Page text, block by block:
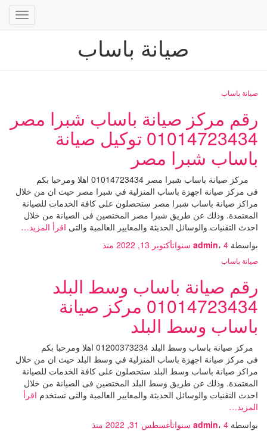
تبديل
صيانة باساب
صيانة باساب
رقم مركز صيانة باساب شبرا مصر
01014723434 توكيل صيانة
باساب شبرا مصر
مركز صيانة باساب شبرا مصر 01014723434 اهلا ومرحبا بكم
فى مركز صيانة اجهزة باساب المنزلية في شبرا مصر حيث ان من خلال
مراكز صيانة باساب شبرا مصر ستحصلون على كافة الخدمات للصيانة
المعتمدة. وذلك عن طريق شبرا مصر المختصين فى الصيانة من خلال
احدث التقنيات والوسائل الحديثة والمعايير العالمية والتى اقرأ المزيد…
بواسطة
admin، 4 سنوات أكتوبر 13, 2022 منذ
صيانة باساب
رقم صيانة باساب وسط البلد
01014723434 مركز صيانة
باساب وسط البلد
مركز صيانة باساب وسط البلد 01200373234 اهلا ومرحبا بكم
فى مركز صيانة اجهزة باساب المنزلية في وسط البلد حيث ان من خلال
مراكز صيانة باساب وسط البلد ستحصلون على كافة الخدمات للصيانة
المعتمدة. وذلك عن طريق وسط البلد المختصين فى الصيانة من خلال
احدث التقنيات والوسائل الحديثة والمعايير العالمية والتى تستخدم اقرأ
المزيد…
بواسطة
admin، 4 سنوات أغسطس 31, 2022 منذ